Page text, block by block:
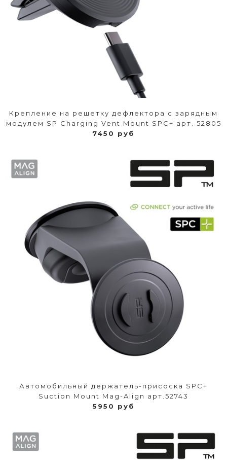
Крепление на решетку дефлектора с зарядным
модулем SP Charging Vent Mount SPC+ арт. 52805
7450 руб
Автомобильный держатель-присоска SPС+
Suction Mount Mag-Align арт.52743
5950 руб